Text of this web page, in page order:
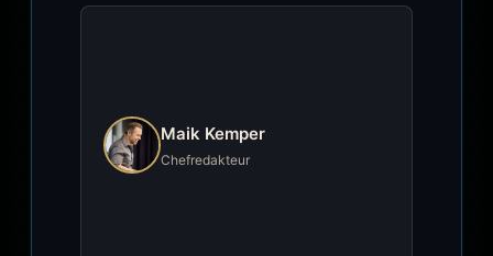
Maik Kemper
Chefredakteur